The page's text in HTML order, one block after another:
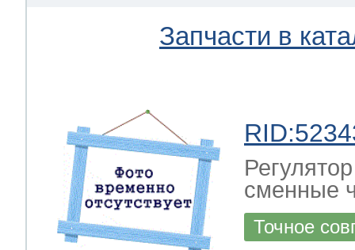
Запчасти в
сменные
Точное